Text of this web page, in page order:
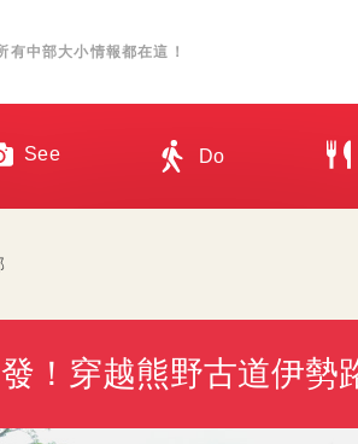
有中部大小情報都在這！
See Do
！穿越熊野古道伊勢